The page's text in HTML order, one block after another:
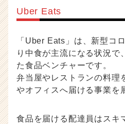
Uber Eats
「Uber Eats」は、新型コ
り中食が主流になる状況で
た食品ベンチャーです。
弁当屋やレストランの料理
やオフィスへ届ける事業を
食品を届ける配達員はスキ